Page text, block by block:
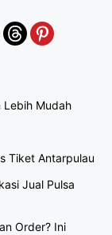
Lebih Mudah
Tiket Antarpulau
Jual Pulsa
Order? Ini